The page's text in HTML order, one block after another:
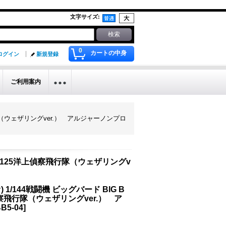
文字サイズ:
0 カートの中身
グイン 新規登録
ご利用案内
ウェザリングver.） アルジャーノンプロ
洋上偵察飛行隊（ウェザリングv
1/144戦闘機 ビッグバード BIG B
飛行隊（ウェザリングver.） ア
04]